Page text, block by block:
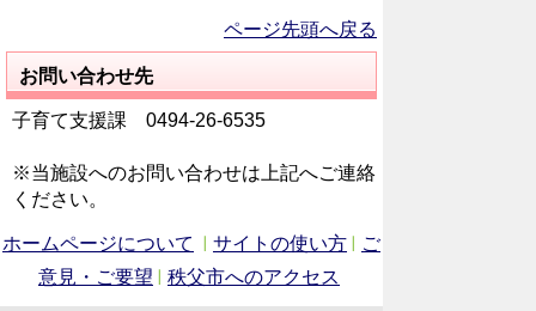
ページ先頭へ戻る
お問い合わせ先
子育て支援課 0494‐26‐6535
※当施設へのお問い合わせは上記へご連絡
ください。
ホームページについて サイトの使い方
ご
意見・ご要望
秩父市へのアクセス